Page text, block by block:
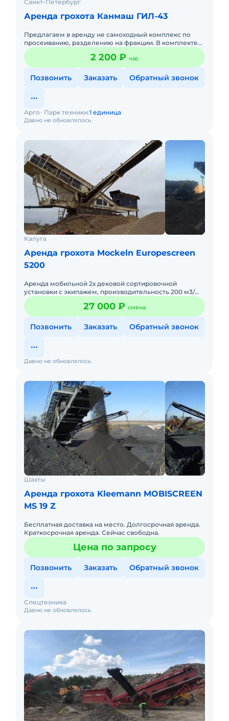
Санкт-Петербург
Аренда грохота Канмаш ГИЛ-43
Предлагаем в аренду не самоходный комплекс по
просеиванию, разделению на фракции. В комплекте
Грохот 3-х дековый, площадь просеивания 4*1.5 м, 3
конвейера ле
2 200 ₽ час
Позвонить Заказать Обратный звонок
Давно не обновлялось
Арго Парк техники:1 единица
Калуга
Аренда грохота Mockeln Europescreen
5200
Аренда мобильной 2х дековой сортировочной
установки с экипажем, производительность 200 м3/
час. Двигатель ДТ, так же возможность работы от сети.
Стоимость арен
27 000 ₽ смена
Позвонить Заказать Обратный звонок
Давно не обновлялось
Шахты
Аренда грохота Kleemann MOBISCREEN
MS 19 Z
Бесплатная доставка на место. Долгосрочная аренда.
Краткосрочная аренда. Сейчас свободна.
Цена по запросу
Позвонить Заказать Обратный звонок
Давно не обновлялось
Спецтехника